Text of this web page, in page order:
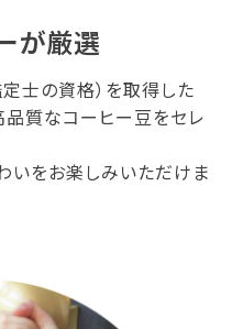
が厳選
士の資格）を取得した
質なコーヒー豆をセレ
いをお楽しみいただけま